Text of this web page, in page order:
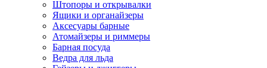
Штопоры и открывалки
Ящики и органайзеры
Аксесуары барные
Атомайзеры и риммеры
Барная посуда
Ведра для льда